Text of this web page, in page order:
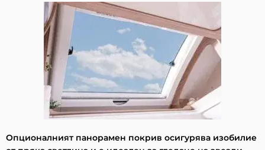
Опционалният панорамен покрив осигурява изобилие